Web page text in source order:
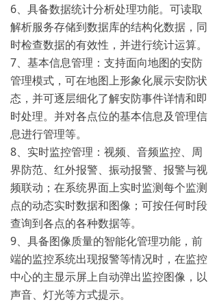
6、具备数据统计分析处理功能。可读取
解析服务存储到数据库的结构化数据，同
时检查数据的有效性，并进行统计运算。
7、基本信息管理：支持面向地图的安防
管理模式，可在地图上形象化展示安防状
态，并可逐层细化了解安防事件详情和即
时处理。并对各点位的基本信息及管理信
息进行管理等。
8、实时监控管理：视频、音频监控、周
界防范、红外报警、振动报警、报警与视
频联动；在系统界面上实时监测每个监测
点的动态实时数据和图像；可按任何时段
查询到各点的各种数据等。
9、具备图像质量的智能化管理功能，前
端的监控系统出现报警等情况时，在监控
中心的主显示屏上自动弹出监控图像，以
声音、灯光等方式提示。